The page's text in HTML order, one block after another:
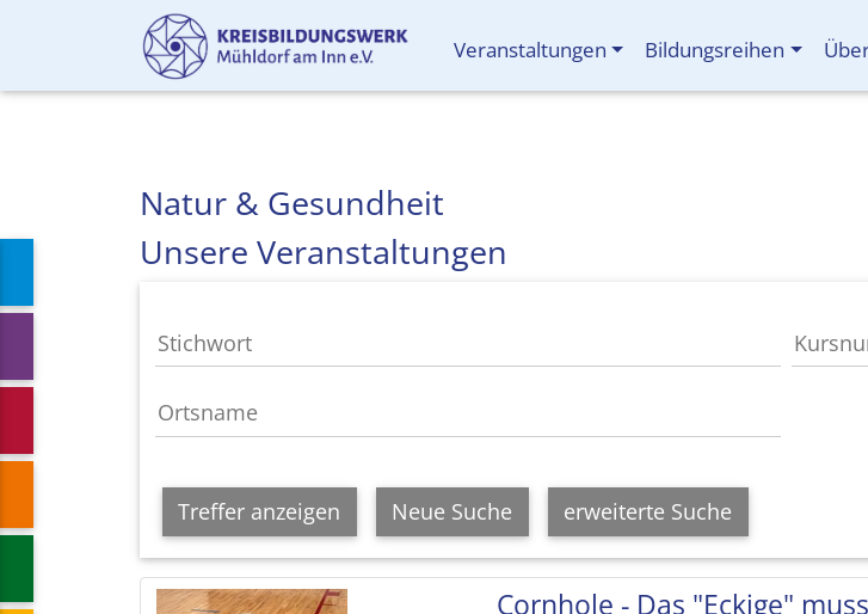
Veranstaltungen Bildungsreihen
Natur & Gesundheit
Unsere Veranstaltungen
Treffer anzeigen Neue Suche erweiterte Suche
Cornhole - Das "Eckige"